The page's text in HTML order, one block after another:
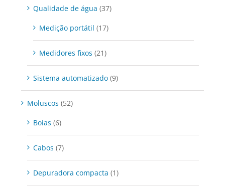
Qualidade de água (37)
Medição portátil (17)
Medidores fixos (21)
Sistema automatizado (9)
Moluscos (52)
Boias (6)
Cabos (7)
Depuradora compacta (1)